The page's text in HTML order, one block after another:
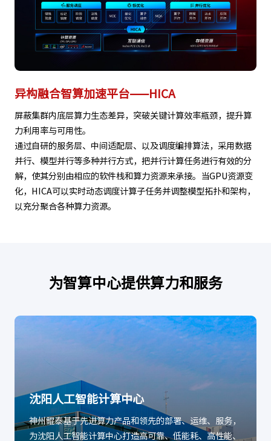
异构融合智算加速平台——HICA
屏蔽集群内底层算力生态差异，突破关键计算效率瓶颈，提升算
力利用率与可用性。
通过自研的服务层、中间适配层、以及调度编排算法，采用数据
并行、模型并行等多种并行方式，把并行计算任务进行有效的分
解，使其分别由相应的软件栈和算力资源来承接。当GPU资源变
化，HICA可以实时动态调度计算子任务并调整模型拓扑和架构，
以充分聚合各种算力资源。
为智算中心提供算力和服务
沈阳人工智能计算中心
神州鲲泰基于先进算力产品和领先的部署、运维、服务，
为沈阳人工智能计算中心打造高可靠、低能耗、高性能、